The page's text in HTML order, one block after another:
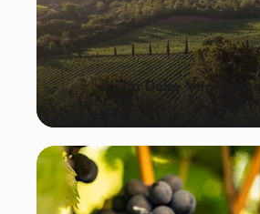
La Dolce Vita: Italien